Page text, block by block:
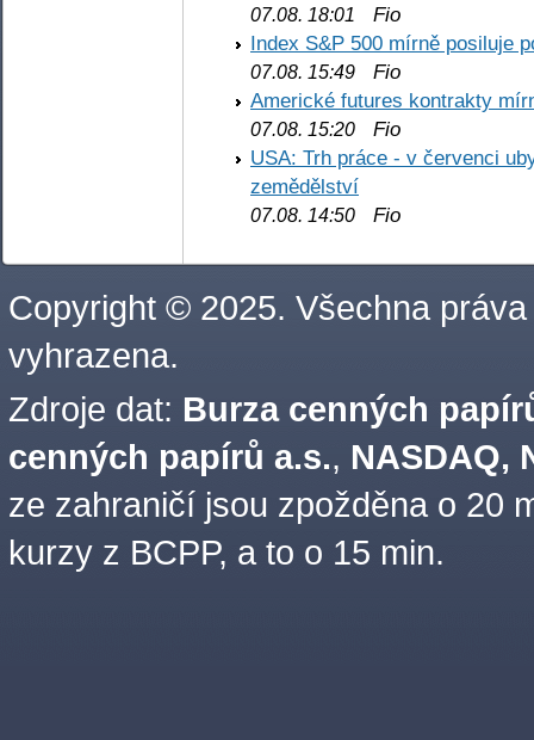
07.08. 18:01
Fio
Index S&P 500 mírně posiluje
07.08. 15:49 Fio
Americké futures kontrakty
07.08. 15:20 Fio
USA: Trh práce - v červenci
zemědělství
07.08. 14:50 Fio
Copyright © 2025. Všechna práva
vyhrazena.
Zdroje dat: Burza cenných
cenných papírů a.s., NASDAQ,
ze zahraničí jsou zpožděna o 20
kurzy z BCPP, a to o 15 min.